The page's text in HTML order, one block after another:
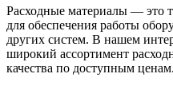
Расходные материалы — это
для обеспечения работы
других систем. В нашем
широкий ассортимент
качества по доступным ценам.